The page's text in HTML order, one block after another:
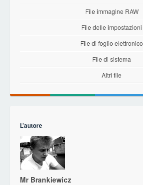
File immagine RAW
File delle impostazioni
File di foglio elettronico
File di sistema
Altri file
L’autore
Mr Brankiewicz